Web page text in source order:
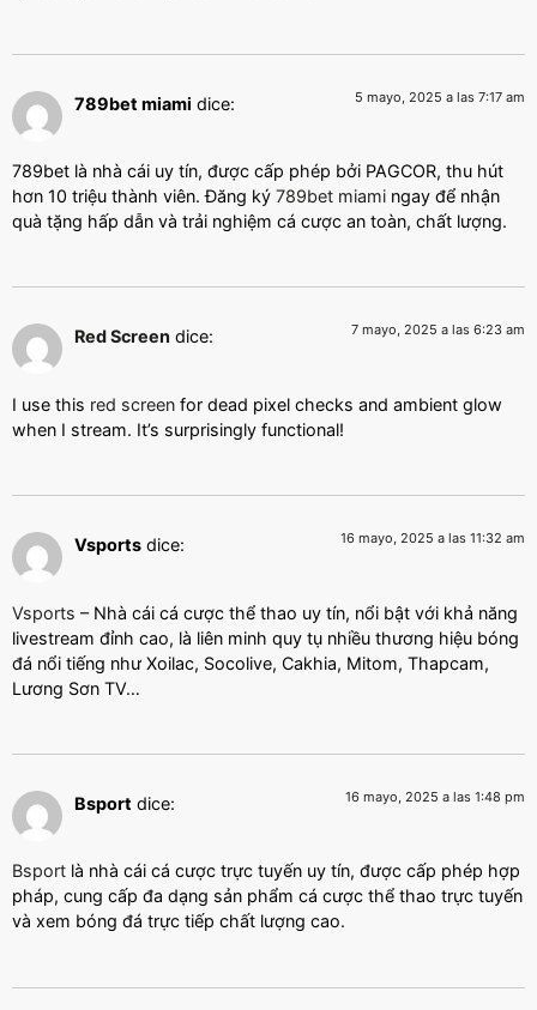
789bet miami dice: 5 mayo, 2025 a las 7:17 am
789bet là nhà cái uy tín, được cấp phép bởi PAGCOR, thu hút
hơn 10 triệu thành viên. Đăng ký 789bet miami ngay để nhận
quà tặng hấp dẫn và trải nghiệm cá cược an toàn, chất lượng.
Red Screen dice: 7 mayo, 2025 a las 6:23 am
I use this red screen for dead pixel checks and ambient glow
when I stream. It’s surprisingly functional!
Vsports dice: 16 mayo, 2025 a las 11:32 am
Vsports – Nhà cái cá cược thể thao uy tín, nổi bật với khả năng
livestream đỉnh cao, là liên minh quy tụ nhiều thương hiệu bóng
đá nổi tiếng như Xoilac, Socolive, Cakhia, Mitom, Thapcam,
Lương Sơn TV…
Bsport dice: 16 mayo, 2025 a las 1:48 pm
Bsport là nhà cái cá cược trực tuyến uy tín, được cấp phép hợp
pháp, cung cấp đa dạng sản phẩm cá cược thể thao trực tuyến
và xem bóng đá trực tiếp chất lượng cao.